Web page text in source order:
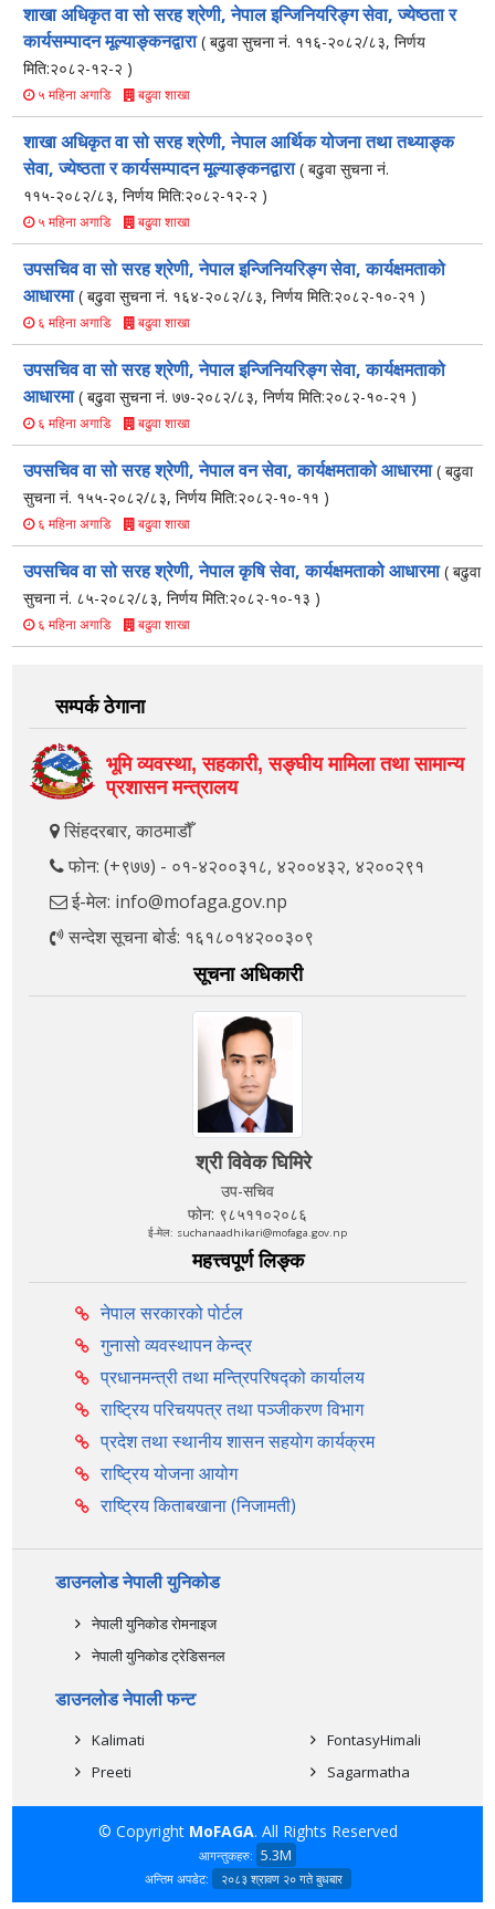
शाखा अधिकृत वा सो सरह श्रेणी, नेपाल इन्जिनियरिङ्ग सेवा, ज्येष्ठता र
कार्यसम्पादन मूल्याङ्कनद्वारा( बढुवा सुचना नं. ११६-२०८२/८३, निर्णय
मिति:२०८२-१२-२ )
५ महिना अगाडि बढुवा शाखा
शाखा अधिकृत वा सो सरह श्रेणी, नेपाल आर्थिक योजना तथा तथ्याङ्क
सेवा, ज्येष्ठता र कार्यसम्पादन मूल्याङ्कनद्वारा( बढुवा सुचना नं.
११५-२०८२/८३, निर्णय मिति:२०८२-१२-२ )
५ महिना अगाडि बढुवा शाखा
उपसचिव वा सो सरह श्रेणी, नेपाल इन्जिनियरिङ्ग सेवा, कार्यक्षमताको
आधारमा( बढुवा सुचना नं. १६४-२०८२/८३, निर्णय मिति:२०८२-१०-२१ )
६ महिना अगाडि बढुवा शाखा
उपसचिव वा सो सरह श्रेणी, नेपाल इन्जिनियरिङ्ग सेवा, कार्यक्षमताको
आधारमा( बढुवा सुचना नं. ७७-२०८२/८३, निर्णय मिति:२०८२-१०-२१ )
६ महिना अगाडि बढुवा शाखा
उपसचिव वा सो सरह श्रेणी, नेपाल वन सेवा, कार्यक्षमताको आधारमा( बढुवा
सुचना नं. १५५-२०८२/८३, निर्णय मिति:२०८२-१०-११ )
६ महिना अगाडि बढुवा शाखा
उपसचिव वा सो सरह श्रेणी, नेपाल कृषि सेवा, कार्यक्षमताको आधारमा( बढुवा
सुचना नं. ८५-२०८२/८३, निर्णय मिति:२०८२-१०-१३ )
६ महिना अगाडि बढुवा शाखा
सम्पर्क ठेगाना
भूमि व्यवस्था, सहकारी, सङ्‍घीय मामिला तथा सामान्य
प्रशासन मन्त्रालय
सिंहदरबार, काठमाडौँ
फोन: (+९७७) - ०१-४२००३१८, ४२००४३२, ४२००२९१
ई-मेल: info@mofaga.gov.np
सन्देश सूचना बोर्ड: १६१८०१४२००३०९
सूचना अधिकारी
श्री विवेक घिमिरे
उप-सचिव
फोन: ९८५११०२०८६
ई-मेल: suchanaadhikari@mofaga.gov.np
महत्त्वपूर्ण लिङ्क
नेपाल सरकारको पोर्टल
गुनासो व्यवस्थापन केन्द्र
प्रधानमन्त्री तथा मन्त्रिपरिषद्को कार्यालय
राष्ट्रिय परिचयपत्र तथा पञ्‍जीकरण विभाग
प्रदेश तथा स्थानीय शासन सहयोग कार्यक्रम
राष्ट्रिय योजना आयोग
राष्ट्रिय किताबखाना (निजामती)
डाउनलोड नेपाली युनिकोड
नेपाली युनिकोड रोमनाइज
नेपाली युनिकोड ट्रेडिसनल
डाउनलोड नेपाली फन्ट
Kalimati
Preeti
FontasyHimali
Sagarmatha
© Copyright MoFAGA. All Rights Reserved
आगन्तुकहरु: 5.3M
अन्तिम अपडेट: २०८३ श्रावण २० गते बुधबार